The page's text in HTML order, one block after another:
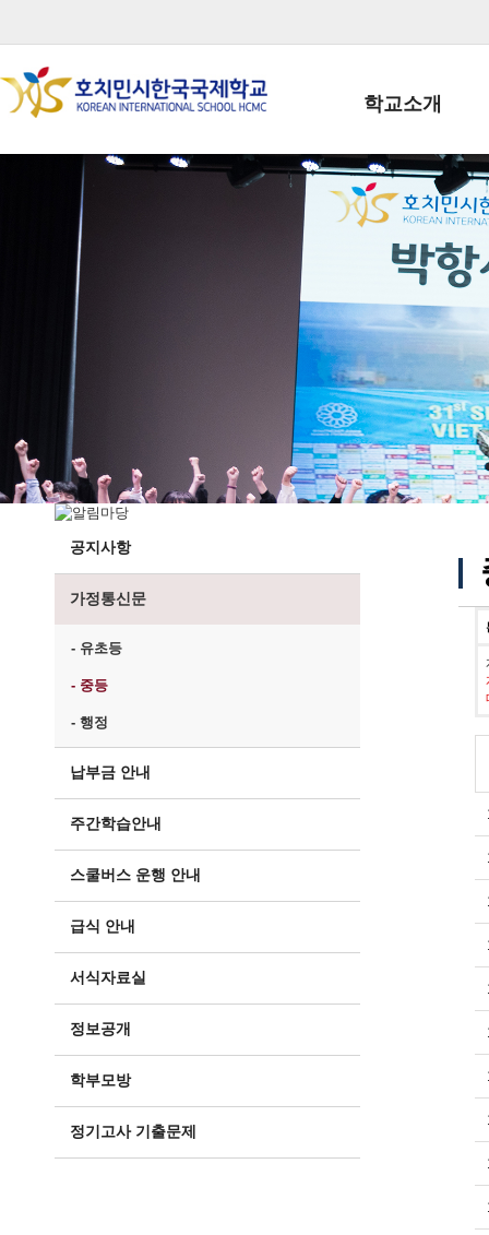
학교소개
학교장인사말
학생회장인사말
학교상징
학교 CI
교직원현황
학생현황
위치/전화
전경사진
공지사항
가정통신문
- 유초등
- 중등
- 행정
납부금 안내
주간학습안내
스쿨버스 운행 안내
급식 안내
서식자료실
정보공개
학부모방
정기고사 기출문제